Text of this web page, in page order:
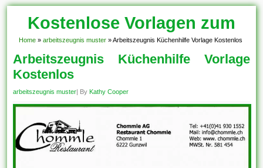
Kostenlose Vorlagen zum
Download!
Home » arbeitszeugnis muster » Arbeitszeugnis Küchenhilfe Vorlage Kostenlos
Arbeitszeugnis Küchenhilfe Vorlage
Kostenlos
arbeitszeugnis muster| By Kathy Cooper